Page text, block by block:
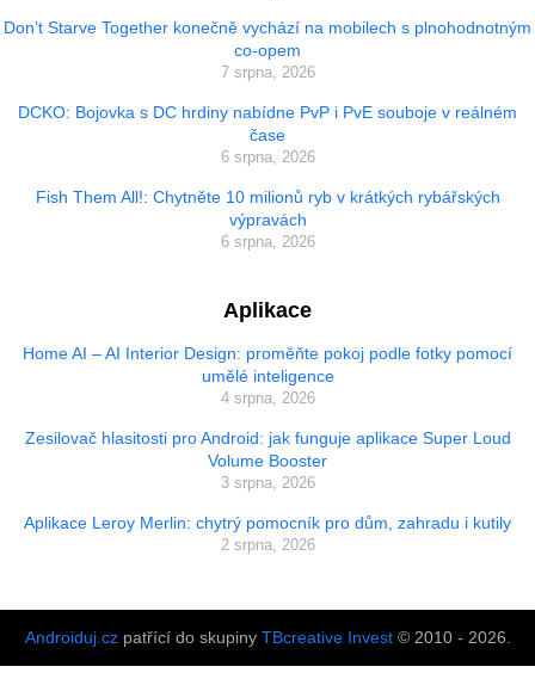
Don’t Starve Together konečně vychází na mobilech s plnohodnotným
co-opem
7 srpna, 2026
DCKO: Bojovka s DC hrdiny nabídne PvP i PvE souboje v reálném
čase
6 srpna, 2026
Fish Them All!: Chytněte 10 milionů ryb v krátkých rybářských
výpravách
6 srpna, 2026
Aplikace
Home AI – AI Interior Design: proměňte pokoj podle fotky pomocí
umělé inteligence
4 srpna, 2026
Zesilovač hlasitosti pro Android: jak funguje aplikace Super Loud
Volume Booster
3 srpna, 2026
Aplikace Leroy Merlin: chytrý pomocník pro dům, zahradu i kutily
2 srpna, 2026
Androiduj.czpatřící do skupiny TBcreative Invest© 2010 - 2026.